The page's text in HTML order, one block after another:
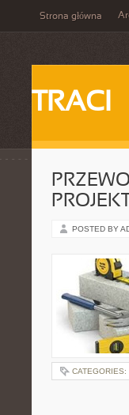
Strona główna
TRACI
POSTED BY
CATEGORIES: